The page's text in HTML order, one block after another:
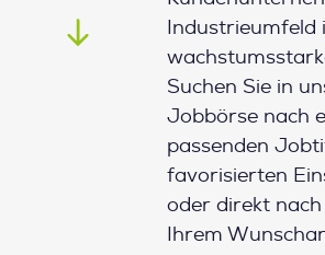
Industrieumfeld
Suchen Sie in
Jobbörse nach
passenden
favorisierten
oder direkt
Ihrem